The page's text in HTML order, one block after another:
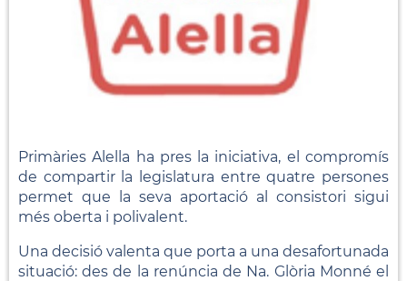
Primàries Alella ha pres la iniciativa, el compromís
de compartir la legislatura entre quatre persones
permet que la seva aportació al consistori sigui
més oberta i polivalent.
Una decisió valenta que porta a una desafortunada
situació: des de la renúncia de Na. Glòria Monné el